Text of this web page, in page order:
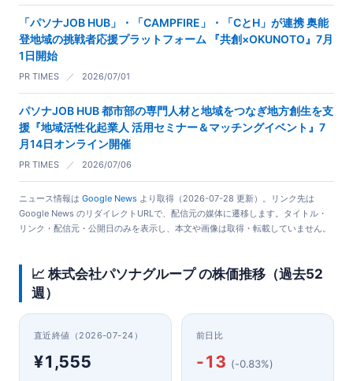
「パソナJOB HUB」・「CAMPFIRE」・「CとH」が連携 奥能
登地域の挑戦者応援プラットフォーム 『共創×OKUNOTO』7月
1日開始
PR TIMES ／ 2026/07/01
パソナJOB HUB 都市部の専門人材と地域をつなぎ地方創生を支
援『地域活性化起業人 活用セミナー＆マッチングイベント』7
月14日オンライン開催
PR TIMES ／ 2026/07/06
ニュース情報は Google News より取得（2026-07-28 更新）。リンク先は
Google News のリダイレクトURLで、配信元の媒体に遷移します。タイトル・
リンク・配信元・公開日のみを表示し、本文や画像は取得・転載していません。
📈 株式会社パソナグループ の株価推移（過去52
週）
直近終値（2026-07-24）
¥1,555
前日比
-13 (-0.83%)